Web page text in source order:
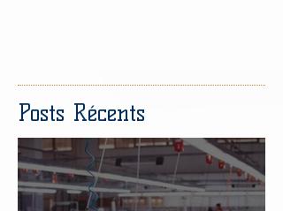
Posts Récents